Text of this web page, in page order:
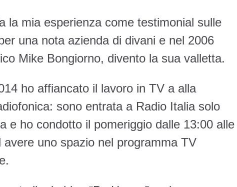
la mia esperienza come testimonial sulle
una nota azienda di divani e nel 2006
Mike Bongiorno, divento la sua valletta.
ho affiancato il lavoro in TV a alla
sono entrata a Radio Italia solo
e ho condotto il pomeriggio dalle 13:00 alle
avere uno spazio nel programma TV